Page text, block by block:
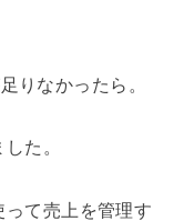
りなかったら。
た。
て売上を管理す